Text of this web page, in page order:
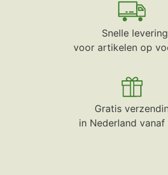
Snelle levering
voor artikelen op
Gratis
in Nederland